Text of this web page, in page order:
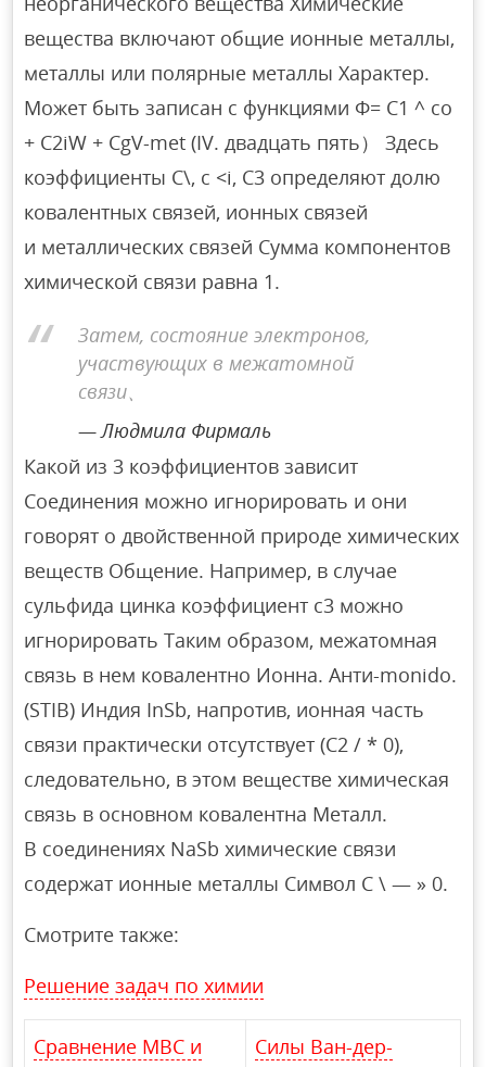
вещества включают общие ионные металлы,
металлы или полярные металлы Характер.
Может быть записан с функциями Φ= C1 ^ co
+ C2iW + CgV-met (IV. двадцать пять） Здесь
коэффициенты C\, c <i, C3 определяют долю
ковалентных связей, ионных связей
и металлических связей Сумма компонентов
химической связи равна 1.
Затем, состояние электронов,
участвующих в межатомной
связи、
Людмила Фирмаль
Какой из 3 коэффициентов зависит
Соединения можно игнорировать и они
говорят о двойственной природе химических
веществ Общение. Например, в случае
сульфида цинка коэффициент c3 можно
игнорировать Таким образом, межатомная
связь в нем ковалентно Ионна. Анти-monido.
(STIB) Индия InSb, напротив, ионная часть
связи практически отсутствует (C2 / * 0),
следовательно, в этом веществе химическая
связь в основном ковалентна Металл.
В соединениях NaSb химические связи
содержат ионные металлы Символ C \ — » 0.
Смотрите также:
Решение задач по химии
Сравнение МВС и
Силы Ван-дер-